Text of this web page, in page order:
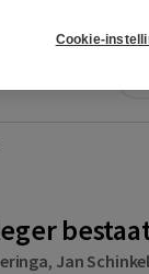
, Jan
Cookie-